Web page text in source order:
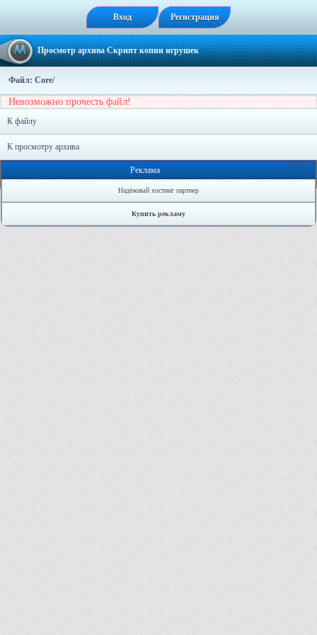
Вход Регистрация
Просмотр архива Скрипт копии игрушек
Файл: Core/
Невозможно прочесть файл!
К файлу
К просмотру архива
Онлайн: 3
Реклама
Надёжный хостинг партнер
Купить рекламу